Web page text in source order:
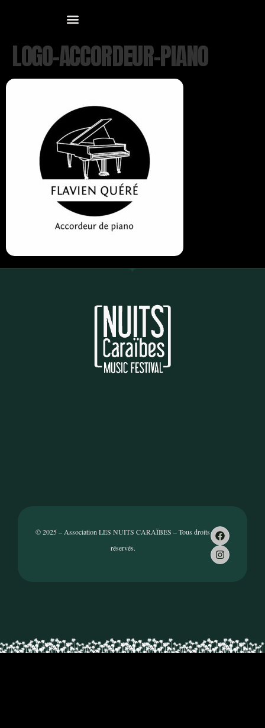
LOGO-ACCORDEUR-PIANO
© 2025 – Association LES NUITS CARAÏBES – Tous droits
réservés.